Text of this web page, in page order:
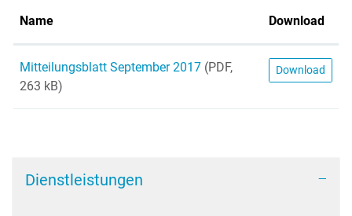
Name Download
Mitteilungsblatt September 2017 (PDF,
263 kB)
Download
Dienstleistungen